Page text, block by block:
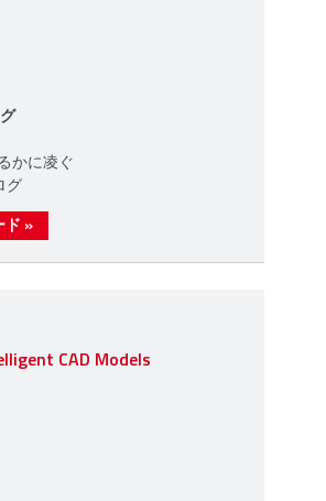
かに凌ぐ
グ
ド »
CAD Models